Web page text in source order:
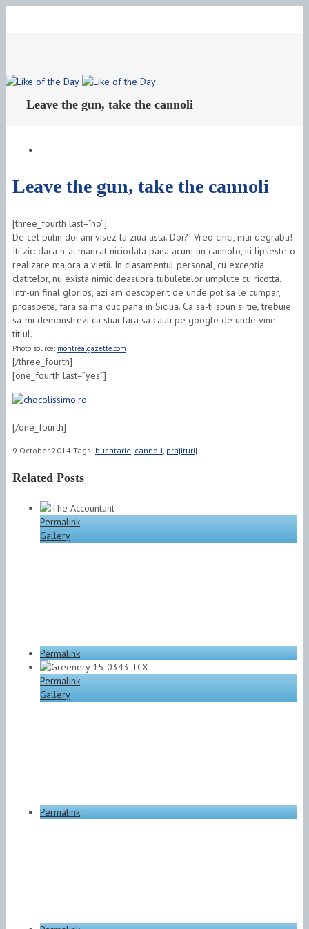
Leave the gun, take the cannoli
Leave the gun, take the cannoli
[three_fourth last=”no”]
De cel putin doi ani visez la ziua asta. Doi?! Vreo cinci, mai degraba!
Iti zic: daca n-ai mancat niciodata pana acum un cannolo, iti lipseste o
realizare majora a vietii. In clasamentul personal, cu exceptia
clatitelor, nu exista nimic deasupra tubuletelor umplute cu ricotta.
Intr-un final glorios, azi am descoperit de unde pot sa le cumpar,
proaspete, fara sa ma duc pana in Sicilia. Ca sa-ti spun si tie, trebuie
sa-mi demonstrezi ca stiai fara sa cauti pe google de unde vine
titlul.
Photo source: montrealgazette.com
[/three_fourth]
[one_fourth last=”yes”]
[/one_fourth]
9 October 2014|Tags: bucatarie, cannoli, prajituri|
Related Posts
Permalink
Gallery
Permalink
Permalink
Gallery
Permalink